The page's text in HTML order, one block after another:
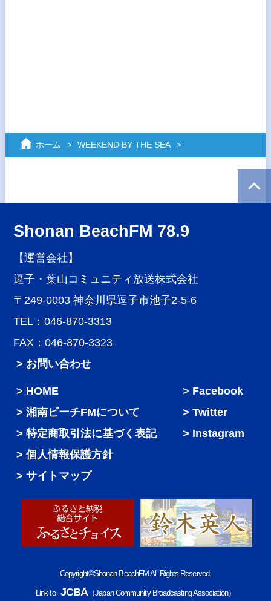
ホーム WEEKEND BY THE SEA
Shonan BeachFM 78.9
【運営会社】
逗子・葉山コミュニティ放送株式会社
〒249-0003 神奈川県逗子市池子2-5-6
TEL：046-870-3313
FAX：046-870-3323
> お問い合わせ
HOME
湘南ビーチFMについて
特定商取引法に基づく表記
個人情報保護方針
サイトマップ
Facebook
Twitter
Instagram
Copyright©Shonan BeachFM All Rights Reserved.
Link to JCBA（Japan Community Broadcasting Association）